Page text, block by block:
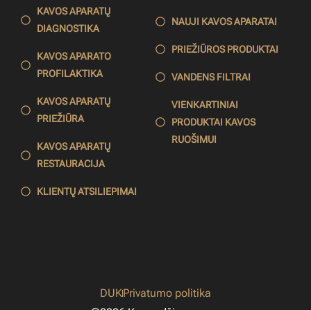
KAVOS APARATŲ
DIAGNOSTIKA
KAVOS APARATO
PROFILAKTIKA
KAVOS APARATŲ
PRIEŽIŪRA
KAVOS APARATŲ
RESTAURACIJA
KLIENTŲ ATSILIEPIMAI
NAUJI KAVOS APARATAI
PRIEŽIŪROS PRODUKTAI
VANDENS FILTRAI
VIENKARTINIAI
PRODUKTAI KAVOS
RUOŠIMUI
DUKPrivatumo politika